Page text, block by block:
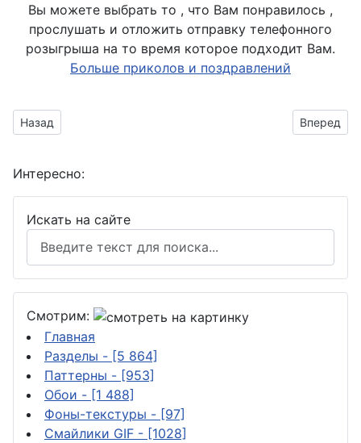
Вы можете выбрать то , что Вам понравилось ,
прослушать и отложить отправку телефонного
розыгрыша на то время которое подходит Вам.
Больше приколов и поздравлений
Предыдущий материал: танк Т-14 Армата
Назад Вперед
Интересно:
Искать на сайте
Смотрим:
Главная
Разделы - [5 864]
Паттерны - [953]
Обои - [1 488]
Фоны-текстуры - [97]
Смайлики GIF - [1028]